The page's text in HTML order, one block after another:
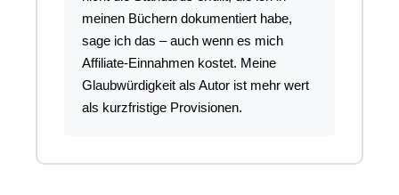
meinen Büchern dokumentiert habe,
sage ich das – auch wenn es mich
Affiliate-Einnahmen kostet. Meine
Glaubwürdigkeit als Autor ist mehr wert
als kurzfristige Provisionen.